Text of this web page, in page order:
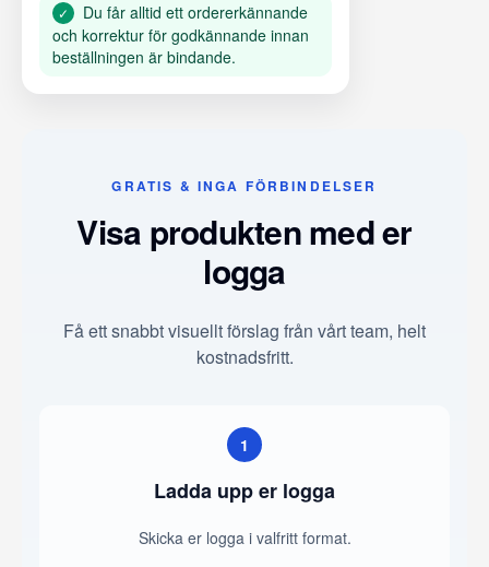
✓
Du får alltid ett ordererkännande
och korrektur för godkännande innan
beställningen är bindande.
GRATIS & INGA FÖRBINDELSER
Visa produkten med er
logga
Få ett snabbt visuellt förslag från vårt team, helt
kostnadsfritt.
1
Ladda upp er logga
Skicka er logga i valfritt format.